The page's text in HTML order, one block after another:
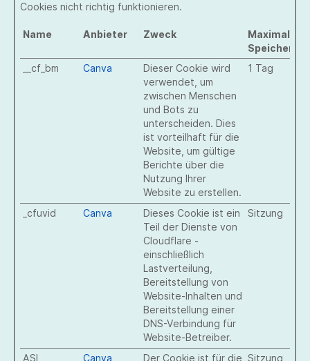
Cookies nicht richtig funktionieren.
Name Anbieter Zweck
Maximale
__cf_bm
Canva
Dieser Cookie wird
verwendet, um
zwischen Menschen
und Bots zu
unterscheiden. Dies
ist vorteilhaft für die
Website, um gültige
Berichte über die
Nutzung Ihrer
Website zu erstellen.
1 Tag
_cfuvid Canva
Dieses Cookie ist ein
Teil der Dienste von
Cloudflare -
einschließlich
Lastverteilung,
Bereitstellung von
Website-Inhalten und
Bereitstellung einer
DNS-Verbindung für
Website-Betreiber.
Sitzung
ASI Canva
Der Cookie ist für die Sitzung